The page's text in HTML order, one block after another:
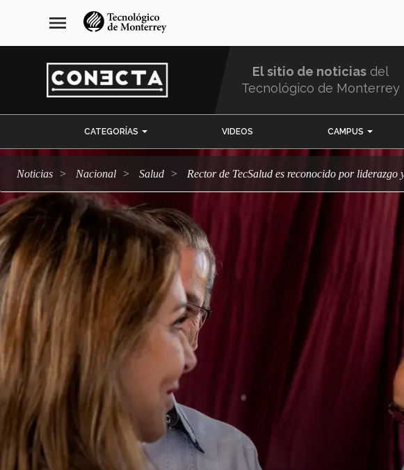
navegación
principal
menu
El sitio de noticias del
Tecnológico de Monterrey
CATEGORÍAS VIDEOS CAMPUS
Noticias Nacional salud Rector de TecSalud es reconocido por